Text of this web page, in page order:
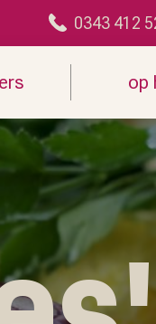
0343 412
op